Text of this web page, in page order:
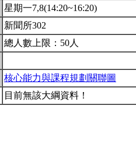
星期一7,8(14:20~16:20)
新聞所302
總人數上限：50人
核心能力與課程規劃關聯圖
目前無該大綱資料！